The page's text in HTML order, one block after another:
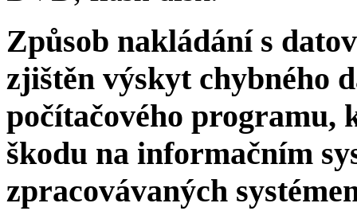
Způsob nakládání s
zjištěn výskyt chybného
počítačového
škodu na informačním
zpracovávaných